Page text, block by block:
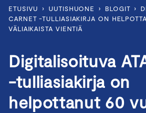
ETUSIVU › UUTISHUONE › BLOGIT ›
CARNET -TULLIASIAKIRJA ON
VÄLIAIKAISTA VIENTIÄ
Digitalisoituva
-tulliasiakirja on
helpottanut 60